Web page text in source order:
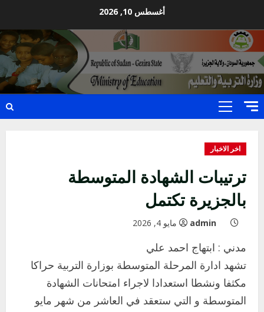
content
أغسطس 10, 2026
Primary
اخر الاخبار
ترتيبات الشهادة المتوسطة
بالجزيرة تكتمل
admin مايو 4, 2026
مدني : ابتهاج احمد علي
تشهد ادارة المرحلة المتوسطة بوزارة التربية حراكا
مكثفا ونشطا استعدادا لاجراء امتحانات الشهادة
المتوسطة و التي ستعقد في العاشر من شهر مايو